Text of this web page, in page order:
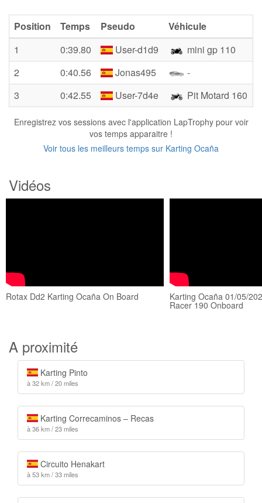
Position Temps Pseudo
Véhicule
1
0:39.80 User-d1d9
mini gp 110
2
0:40.56 Jonas495
-
3
0:42.55 User-7d4e Pit Motard 160
Enregistrez vos sessions avec l'application LapTrophy pour voir
vos temps apparaitre !
Voir tous les meilleurs temps sur Karting Ocaña
Vidéos
Rotax Dd2 Karting Ocaña On Board Karting Ocaña 01/05/
Racer 190 Onboard
A proximité
Karting Pinto
à 32 km / 20 miles
Karting Correcaminos – Recas
à 36 km / 23 miles
Circuito Henakart
à 53 km / 33 miles